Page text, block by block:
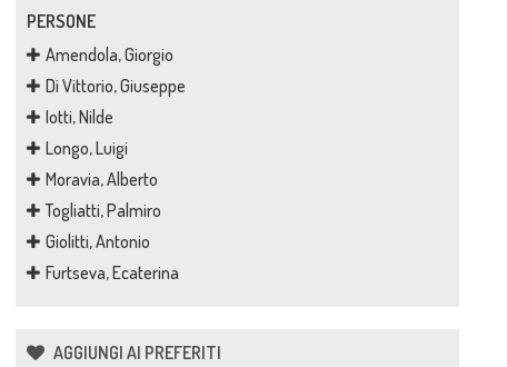
PERSONE
Amendola, Giorgio
Di Vittorio, Giuseppe
Iotti, Nilde
Longo, Luigi
Moravia, Alberto
Togliatti, Palmiro
Giolitti, Antonio
Furtseva, Ecaterina
AGGIUNGI AI PREFERITI